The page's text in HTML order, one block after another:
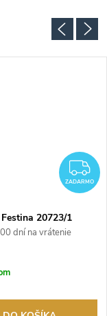
ZADARMO
20723/1
dní na vrátenie
predajca.